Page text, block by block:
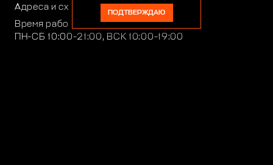
Адреса и схемы проезда
Время работы автотехцентра:
ПН-СБ 10:00-21:00, ВСК 10:00-19:00
ПОДТВЕРЖДАЮ